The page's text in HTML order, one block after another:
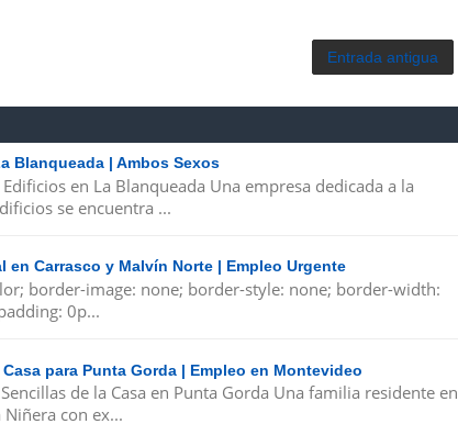
Entrada antigua
Blanqueada | Ambos Sexos
en La Blanqueada Una empresa dedicada a la
se encuentra ...
en Carrasco y Malvín Norte | Empleo Urgente
border-image: none; border-style: none; border-width:
0p...
para Punta Gorda | Empleo en Montevideo
de la Casa en Punta Gorda Una familia residente en
con ex...